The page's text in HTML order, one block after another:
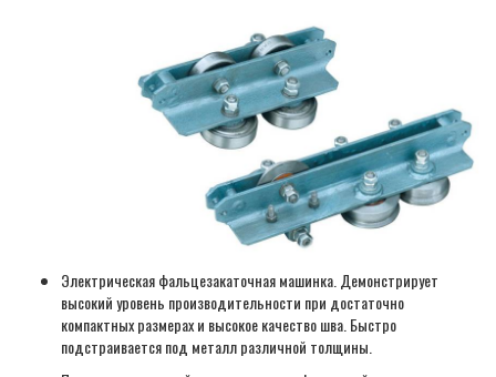
Электрическая фальцезакаточная машинка. Демонстрирует
высокий уровень производительности при достаточно
компактных размерах и высокое качество шва. Быстро
подстраивается под металл различной толщины.